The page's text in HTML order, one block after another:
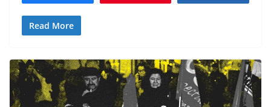
Read More